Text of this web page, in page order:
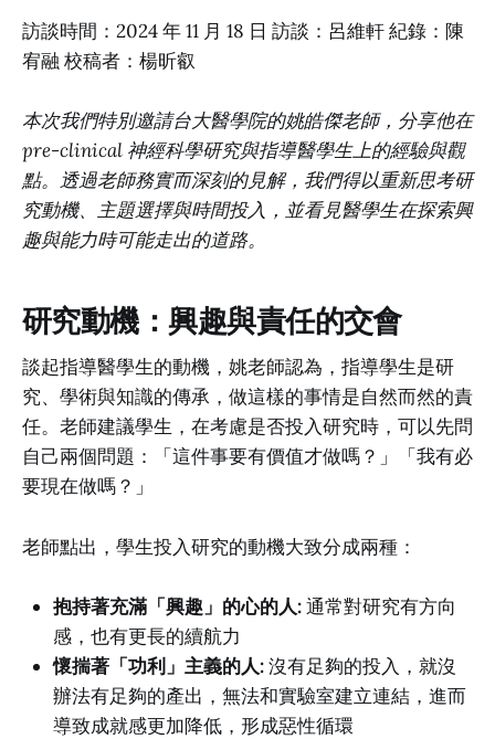
訪談時間：2024 年 11 月 18 日 訪談：呂維軒 紀錄：陳
宥融 校稿者：楊昕叡
本次我們特別邀請台大醫學院的姚皓傑老師，分享他在
pre-clinical 神經科學研究與指導醫學生上的經驗與觀
點。透過老師務實而深刻的見解，我們得以重新思考研
究動機、主題選擇與時間投入，並看見醫學生在探索興
趣與能力時可能走出的道路。
研究動機：興趣與責任的交會
談起指導醫學生的動機，姚老師認為，指導學生是研
究、學術與知識的傳承，做這樣的事情是自然而然的責
任。老師建議學生，在考慮是否投入研究時，可以先問
自己兩個問題：「這件事要有價值才做嗎？」「我有必
要現在做嗎？」
老師點出，學生投入研究的動機大致分成兩種：
抱持著充滿「興趣」的心的人:通常對研究有方向
感，也有更長的續航力
懷揣著「功利」主義的人:沒有足夠的投入，就沒
辦法有足夠的產出，無法和實驗室建立連結，進而
導致成就感更加降低，形成惡性循環